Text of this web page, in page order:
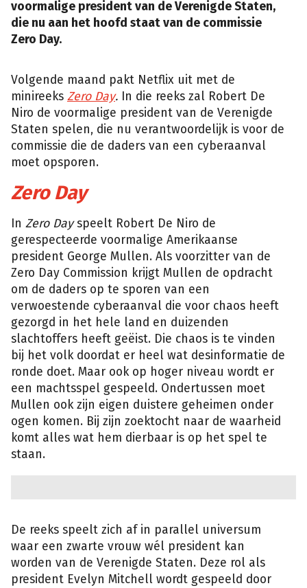
voormalige president van de Verenigde Staten,
die nu aan het hoofd staat van de commissie
Zero Day.
Volgende maand pakt Netflix uit met de
minireeks Zero Day. In die reeks zal Robert De
Niro de voormalige president van de Verenigde
Staten spelen, die nu verantwoordelijk is voor de
commissie die de daders van een cyberaanval
moet opsporen.
Zero Day
In Zero Dayspeelt Robert De Niro de
gerespecteerde voormalige Amerikaanse
president George Mullen. Als voorzitter van de
Zero Day Commission krijgt Mullen de opdracht
om de daders op te sporen van een
verwoestende cyberaanval die voor chaos heeft
gezorgd in het hele land en duizenden
slachtoffers heeft geëist. Die chaos is te vinden
bij het volk doordat er heel wat desinformatie de
ronde doet. Maar ook op hoger niveau wordt er
een machtsspel gespeeld. Ondertussen moet
Mullen ook zijn eigen duistere geheimen onder
ogen komen. Bij zijn zoektocht naar de waarheid
komt alles wat hem dierbaar is op het spel te
staan.
De reeks speelt zich af in parallel universum
waar een zwarte vrouw wél president kan
worden van de Verenigde Staten. Deze rol als
president Evelyn Mitchell wordt gespeeld door